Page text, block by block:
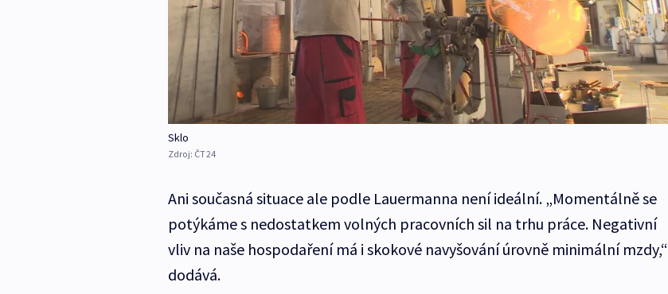
Sklo
Zdroj: ČT24
Ani současná situace ale podle Lauermanna není ideální. „Momentálně se
potýkáme s nedostatkem volných pracovních sil na trhu práce. Negativní
vliv na naše hospodaření má i skokové navyšování úrovně minimální mzdy,“
dodává.